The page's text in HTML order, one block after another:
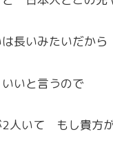
長いみたいだか
いと言うので
人いて もし貴方